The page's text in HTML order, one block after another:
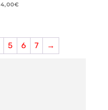
4,00€
5 6 7 →